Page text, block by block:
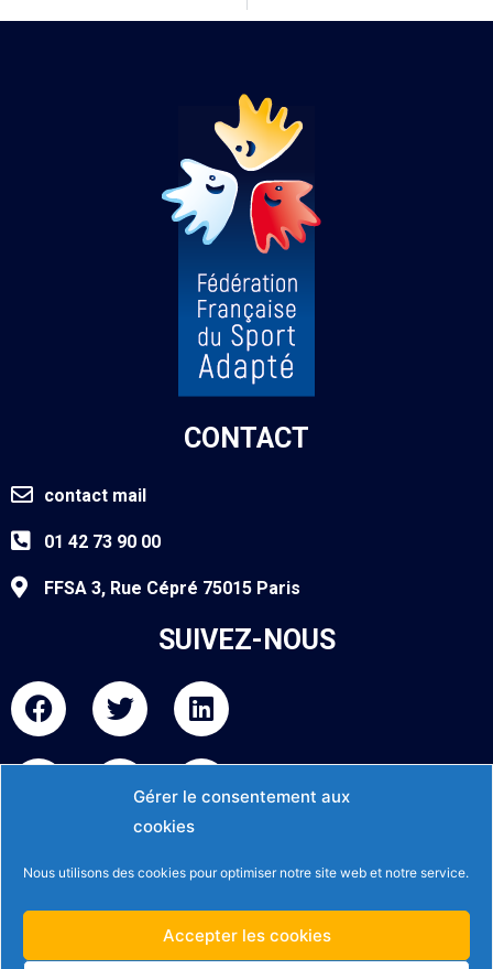
Gérer le consentement aux
cookies
Nous utilisons des cookies pour optimiser notre site web et notre service.
Accepter les cookies
CONTACT
contact mail
01 42 73 90 00
FFSA 3, Rue Cépré 75015 Paris
SUIVEZ-NOUS
F
a
e
k
T
w
t
e
L
i
k
e
n
I
a
g
Y
o
u
u
b
F
l
k
r
Mentions légales et politique de confidentialité